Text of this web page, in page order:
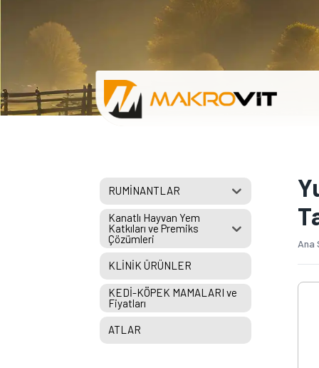
RUMİNANTLAR
Kanatlı Hayvan Yem
Katkıları ve Premiks
Çözümleri
KLİNİK ÜRÜNLER
KEDİ-KÖPEK MAMALARI ve
Fiyatları
ATLAR
Ana